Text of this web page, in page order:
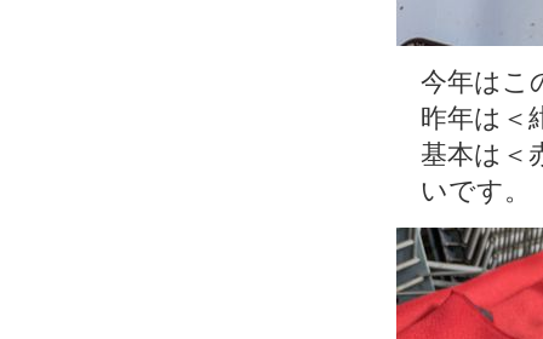
今年はこ
昨年は＜
基本は＜
いです。